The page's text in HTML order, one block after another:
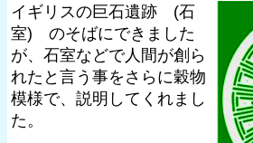
イギリスの巨石遺跡 (石
室) のそばにできました
が、石室などで人間が創ら
れたと言う事をさらに穀物
模様で、説明してくれまし
た。